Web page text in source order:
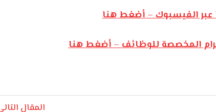
عبر الفيسبوك – أضغط هنا
المخصصة للوظائف – أضغط هنا
Next
المقال